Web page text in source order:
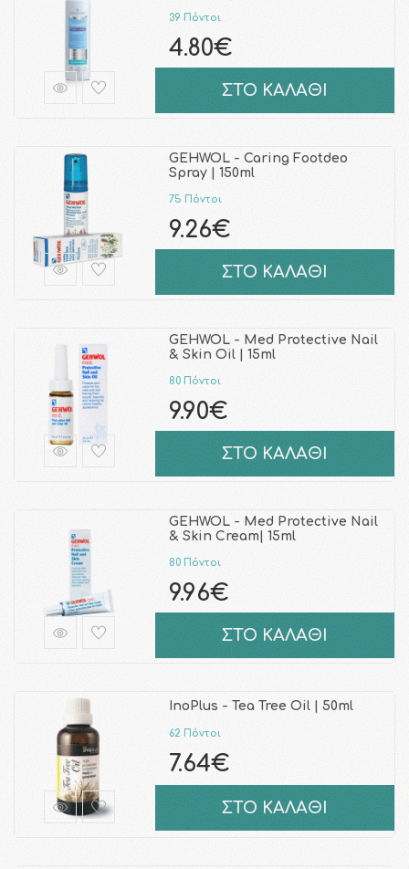
39 Πόντοι
4.80€
ΣΤΟ ΚΑΛΑΘΙ
GEHWOL - Caring Footdeo
Spray | 150ml
75 Πόντοι
9.26€
ΣΤΟ ΚΑΛΑΘΙ
GEHWOL - Med Protective Nail
& Skin Oil | 15ml
80 Πόντοι
9.90€
ΣΤΟ ΚΑΛΑΘΙ
GEHWOL - Med Protective Nail
& Skin Cream| 15ml
80 Πόντοι
9.96€
ΣΤΟ ΚΑΛΑΘΙ
InoPlus - Tea Tree Oil | 50ml
62 Πόντοι
7.64€
ΣΤΟ ΚΑΛΑΘΙ